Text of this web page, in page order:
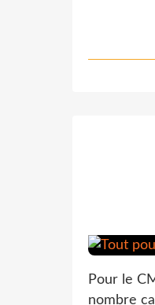
Pour le
nombre